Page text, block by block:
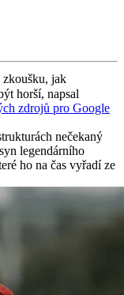
zkoušku, jak
horší, napsal
zdrojů pro Google
nečekaný
legendárního
ho na čas vyřadí ze